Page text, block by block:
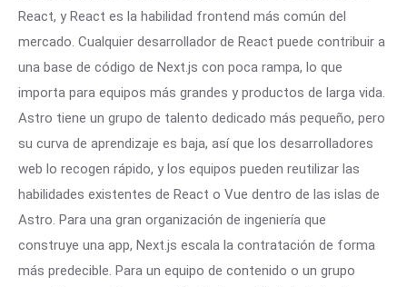
React, y React es la habilidad frontend más común del
mercado. Cualquier desarrollador de React puede contribuir a
una base de código de Next.js con poca rampa, lo que
importa para equipos más grandes y productos de larga vida.
Astro tiene un grupo de talento dedicado más pequeño, pero
su curva de aprendizaje es baja, así que los desarrolladores
web lo recogen rápido, y los equipos pueden reutilizar las
habilidades existentes de React o Vue dentro de las islas de
Astro. Para una gran organización de ingeniería que
construye una app, Next.js escala la contratación de forma
más predecible. Para un equipo de contenido o un grupo